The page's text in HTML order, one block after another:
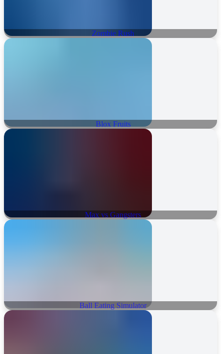
Zombie Rush
Blox Fruits
Max vs Gangsters
Ball Eating Simulator